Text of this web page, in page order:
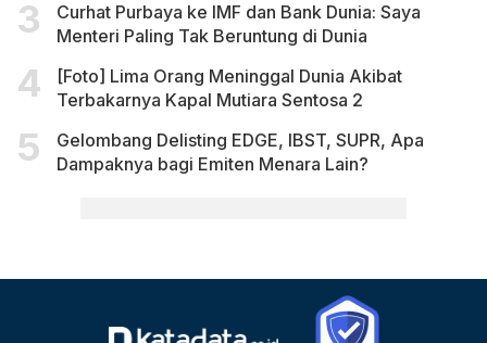
Curhat Purbaya ke IMF dan Bank Dunia: Saya
Menteri Paling Tak Beruntung di Dunia
[Foto] Lima Orang Meninggal Dunia Akibat
Terbakarnya Kapal Mutiara Sentosa 2
Gelombang Delisting EDGE, IBST, SUPR, Apa
Dampaknya bagi Emiten Menara Lain?